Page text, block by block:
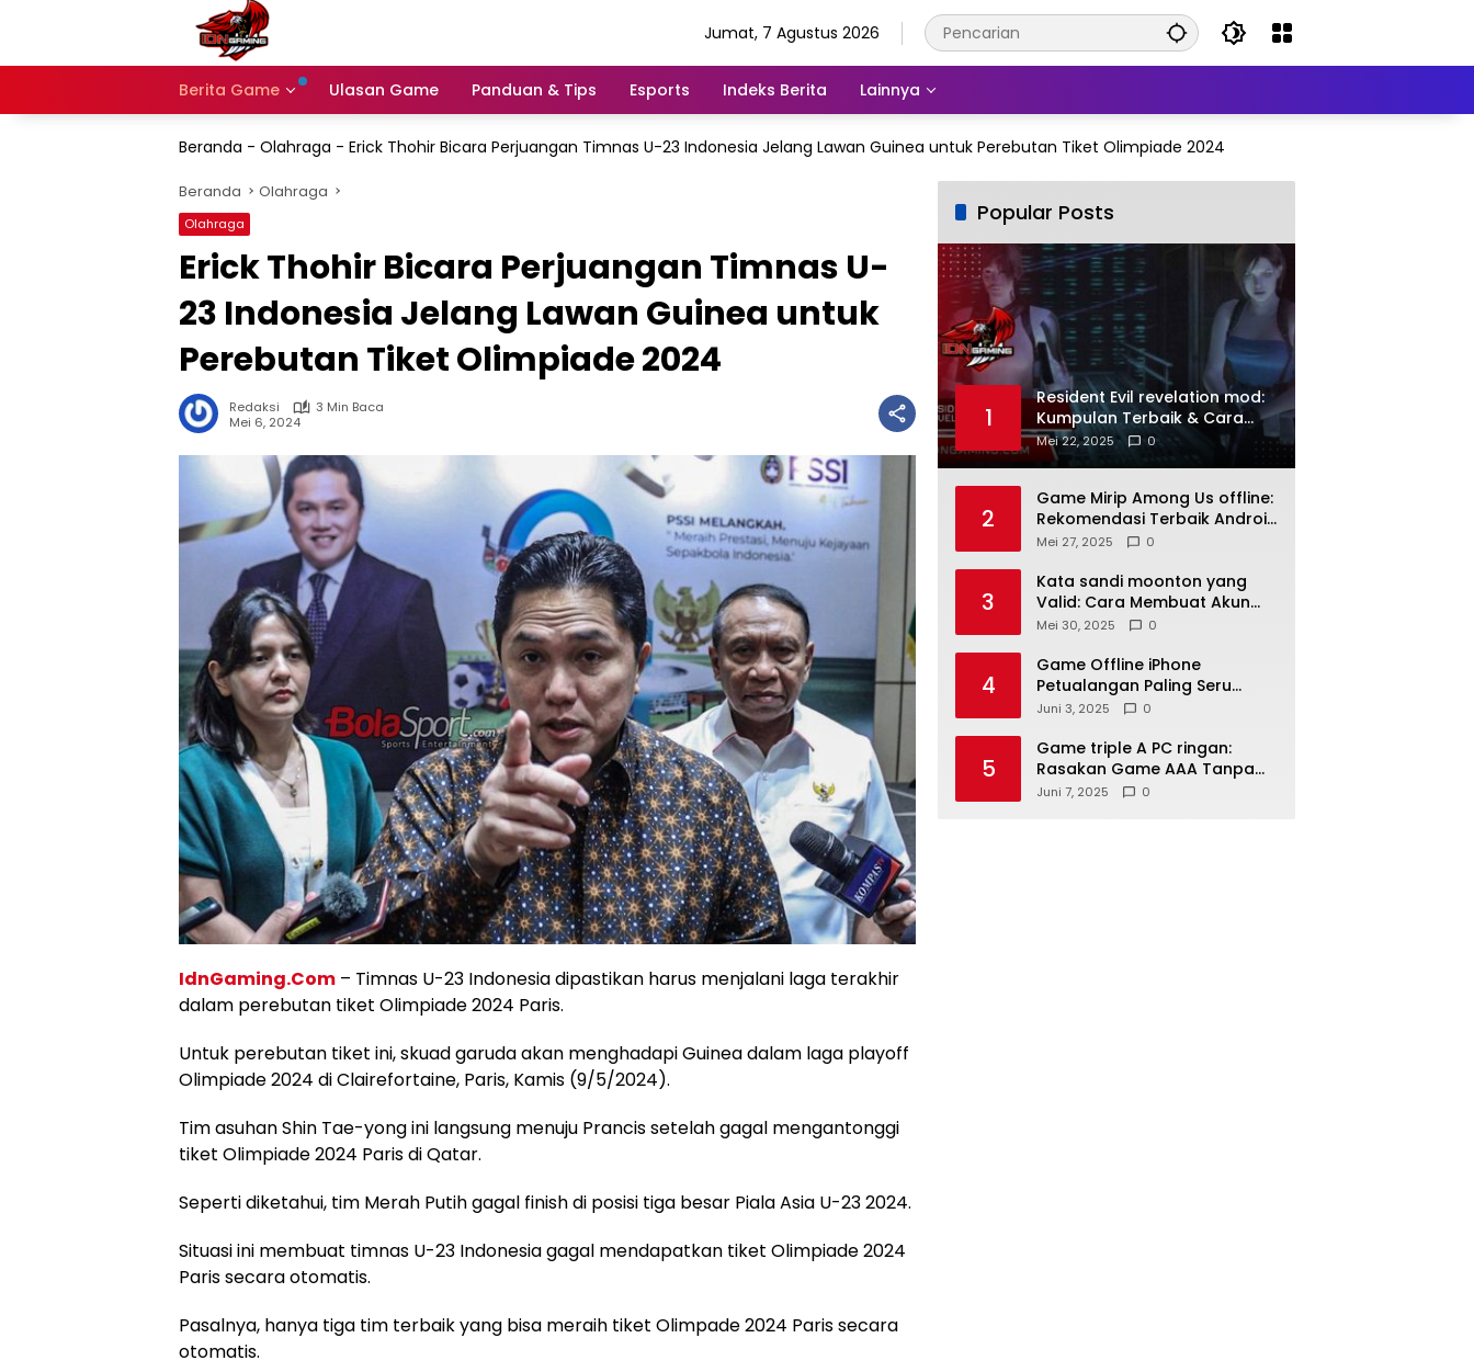
Jumat, 7 Agustus 2026
Berita Game Ulasan Game Panduan & Tips Esports Indeks Berita Lainnya
Beranda - Olahraga - Erick Thohir Bicara Perjuangan Timnas U-23 Indonesia Jelang Lawan Guinea untuk Perebutan Tiket Olimpiade 2024
Beranda Olahraga
Olahraga
Erick Thohir Bicara Perjuangan Timnas U-
23 Indonesia Jelang Lawan Guinea untuk
Perebutan Tiket Olimpiade 2024
Redaksi
3 Min Baca
Mei 6, 2024
IdnGaming.Com – Timnas U-23 Indonesia dipastikan harus menjalani laga terakhir
dalam perebutan tiket Olimpiade 2024 Paris.
Untuk perebutan tiket ini, skuad garuda akan menghadapi Guinea dalam laga playoff
Olimpiade 2024 di Clairefortaine, Paris, Kamis (9/5/2024).
Tim asuhan Shin Tae-yong ini langsung menuju Prancis setelah gagal mengantonggi
tiket Olimpiade 2024 Paris di Qatar.
Seperti diketahui, tim Merah Putih gagal finish di posisi tiga besar Piala Asia U-23 2024.
Situasi ini membuat timnas U-23 Indonesia gagal mendapatkan tiket Olimpiade 2024
Paris secara otomatis.
Pasalnya, hanya tiga tim terbaik yang bisa meraih tiket Olimpade 2024 Paris secara
otomatis.
Popular Posts
1
Resident Evil revelation mod:
Kumpulan Terbaik & Cara
Pasang PC
Mei 22, 2025 0
2
Game Mirip Among Us offline:
Rekomendasi Terbaik Android
& PC Seru
Mei 27, 2025 0
3
Kata sandi moonton yang
Valid: Cara Membuat Akun
Lebih Aman
Mei 30, 2025 0
4
Game Offline iPhone
Petualangan Paling Seru
Tahun Ini
Juni 3, 2025 0
5
Game triple A PC ringan:
Rasakan Game AAA Tanpa
Kendala
Juni 7, 2025 0